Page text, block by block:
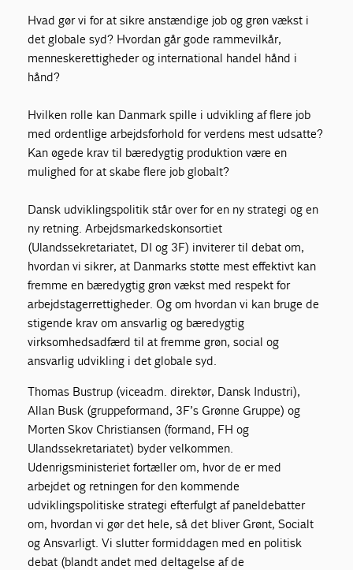
Hvad gør vi for at sikre anstændige job og grøn vækst i
det globale syd? Hvordan går gode rammevilkår,
menneskerettigheder og international handel hånd i
hånd?
Hvilken rolle kan Danmark spille i udvikling af flere job
med ordentlige arbejdsforhold for verdens mest udsatte?
Kan øgede krav til bæredygtig produktion være en
mulighed for at skabe flere job globalt?
Dansk udviklingspolitik står over for en ny strategi og en
ny retning. Arbejdsmarkedskonsortiet
(Ulandssekretariatet, DI og 3F) inviterer til debat om,
hvordan vi sikrer, at Danmarks støtte mest effektivt kan
fremme en bæredygtig grøn vækst med respekt for
arbejdstagerrettigheder. Og om hvordan vi kan bruge de
stigende krav om ansvarlig og bæredygtig
virksomhedsadfærd til at fremme grøn, social og
ansvarlig udvikling i det globale syd.
Thomas Bustrup (viceadm. direktør, Dansk Industri),
Allan Busk (gruppeformand, 3F’s Grønne Gruppe) og
Morten Skov Christiansen (formand, FH og
Ulandssekretariatet) byder velkommen.
Udenrigsministeriet fortæller om, hvor de er med
arbejdet og retningen for den kommende
udviklingspolitiske strategi efterfulgt af paneldebatter
om, hvordan vi gør det hele, så det bliver Grønt, Socialt
og Ansvarligt. Vi slutter formiddagen med en politisk
debat (blandt andet med deltagelse af de